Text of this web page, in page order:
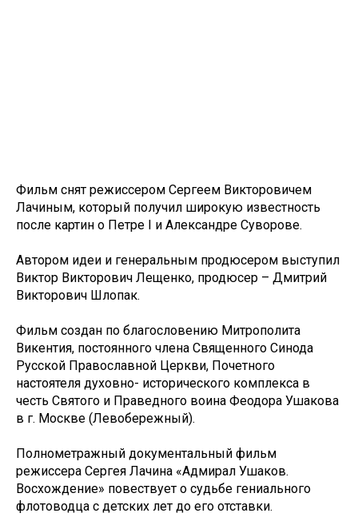
Фильм снят режиссером Сергеем Викторовичем
Лачиным, который получил широкую известность
после картин о Петре I и Александре Суворове.
Автором идеи и генеральным продюсером выступил
Виктор Викторович Лещенко, продюсер – Дмитрий
Викторович Шлопак.
Фильм создан по благословению Митрополита
Викентия, постоянного члена Священного Синода
Русской Православной Церкви, Почетного
настоятеля духовно- исторического комплекса в
честь Святого и Праведного воина Феодора Ушакова
в г. Москве (Левобережный).
Полнометражный документальный фильм
режиссера Сергея Лачина «Адмирал Ушаков.
Восхождение» повествует о судьбе гениального
флотоводца с детских лет до его отставки.